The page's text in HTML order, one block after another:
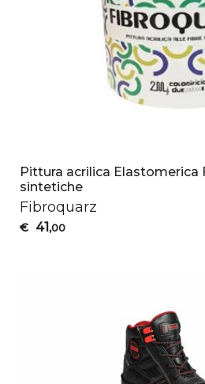
Pittura acrilica Elastomerica
sintetiche
Fibroquarz
€ 41,00